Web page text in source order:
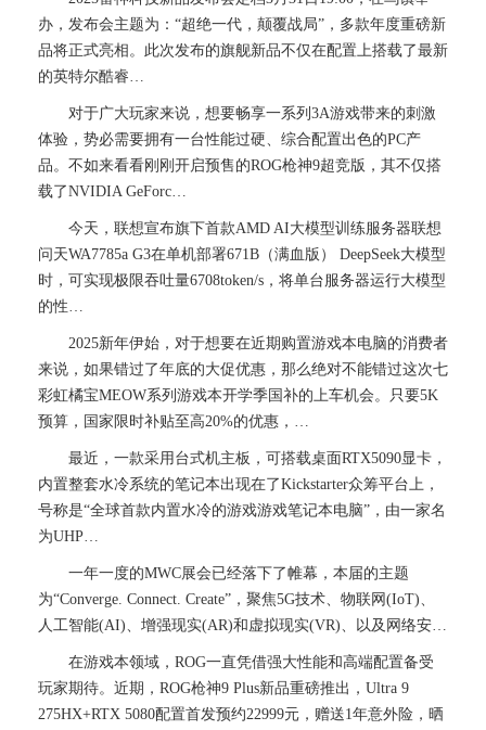
办，发布会主题为：“超绝一代，颠覆战局”，多款年度重磅新
品将正式亮相。此次发布的旗舰新品不仅在配置上搭载了最新
的英特尔酷睿…
对于广大玩家来说，想要畅享一系列3A游戏带来的刺激
体验，势必需要拥有一台性能过硬、综合配置出色的PC产
品。不如来看看刚刚开启预售的ROG枪神9超竞版，其不仅搭
载了NVIDIA GeForc…
今天，联想宣布旗下首款AMD AI大模型训练服务器联想
问天WA7785a G3在单机部署671B（满血版） DeepSeek大模型
时，可实现极限吞吐量6708token/s，将单台服务器运行大模型
的性…
2025新年伊始，对于想要在近期购置游戏本电脑的消费者
来说，如果错过了年底的大促优惠，那么绝对不能错过这次七
彩虹橘宝MEOW系列游戏本开学季国补的上车机会。只要5K
预算，国家限时补贴至高20%的优惠，…
最近，一款采用台式机主板，可搭载桌面RTX5090显卡，
内置整套水冷系统的笔记本出现在了Kickstarter众筹平台上，
号称是“全球首款内置水冷的游戏游戏笔记本电脑”，由一家名
为UHP…
一年一度的MWC展会已经落下了帷幕，本届的主题
为“Converge. Connect. Create”，聚焦5G技术、物联网(IoT)、
人工智能(AI)、增强现实(AR)和虚拟现实(VR)、以及网络安…
在游戏本领域，ROG一直凭借强大性能和高端配置备受
玩家期待。近期，ROG枪神9 Plus新品重磅推出，Ultra 9
275HX+RTX 5080配置首发预约22999元，赠送1年意外险，晒